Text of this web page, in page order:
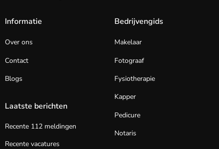
Informatie
Over ons
Contact
Blogs
Laatste berichten
Recente 112 meldingen
Recente vacatures
Bedrijvengids
Makelaar
Fotograaf
Fysiotherapie
Kapper
Pedicure
Notaris